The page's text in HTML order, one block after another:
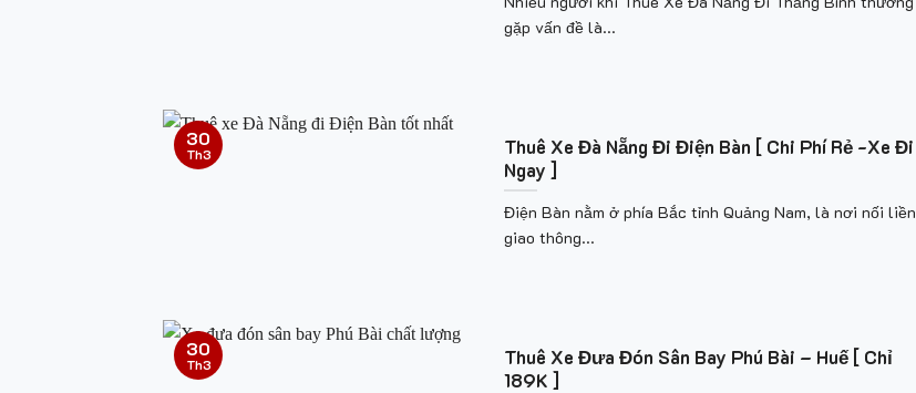
gặp vấn đề là...
Thuê Xe Đà Nẵng Đi Điện Bàn [ Chi Phí Rẻ -Xe Đi
Ngay ]
Điện Bàn nằm ở phía Bắc tỉnh Quảng Nam, là nơi nối liền
giao thông...
30
Th3
Thuê Xe Đưa Đón Sân Bay Phú Bài – Huế [ Chỉ
189K ]
30
Th3